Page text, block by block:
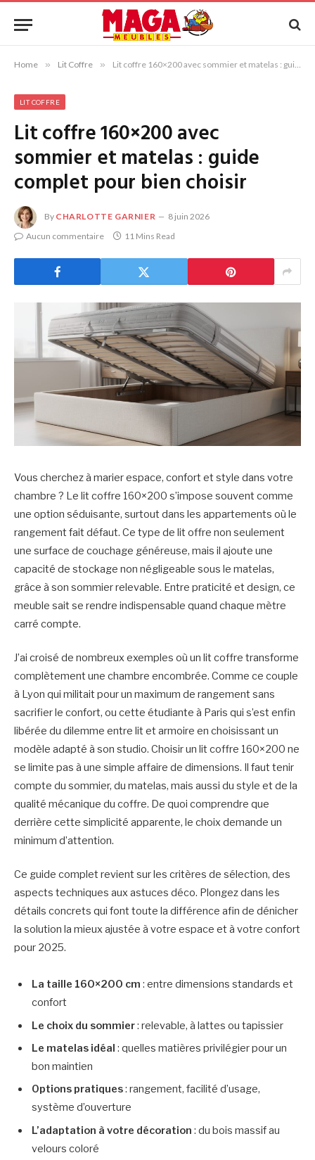
Home » Lit Coffre » Lit coffre 160×200 avec sommier et matelas : guide complet pour bien choisir
LIT COFFRE
Lit coffre 160×200 avec
sommier et matelas : guide
complet pour bien choisir
By CHARLOTTE GARNIER
8 juin 2026
Aucun commentaire
11 Mins Read
Vous cherchez à marier espace, confort et style dans votre
chambre ? Le lit coffre 160×200 s’impose souvent comme
une option séduisante, surtout dans les appartements où le
rangement fait défaut. Ce type de lit offre non seulement
une surface de couchage généreuse, mais il ajoute une
capacité de stockage non négligeable sous le matelas,
grâce à son sommier relevable. Entre praticité et design, ce
meuble sait se rendre indispensable quand chaque mètre
carré compte.
J’ai croisé de nombreux exemples où un lit coffre transforme
complètement une chambre encombrée. Comme ce couple
à Lyon qui militait pour un maximum de rangement sans
sacrifier le confort, ou cette étudiante à Paris qui s’est enfin
libérée du dilemme entre lit et armoire en choisissant un
modèle adapté à son studio. Choisir un lit coffre 160×200 ne
se limite pas à une simple affaire de dimensions. Il faut tenir
compte du sommier, du matelas, mais aussi du style et de la
qualité mécanique du coffre. De quoi comprendre que
derrière cette simplicité apparente, le choix demande un
minimum d’attention.
Ce guide complet revient sur les critères de sélection, des
aspects techniques aux astuces déco. Plongez dans les
détails concrets qui font toute la différence afin de dénicher
la solution la mieux ajustée à votre espace et à votre confort
pour 2025.
La taille 160×200 cm : entre dimensions standards et
confort
Le choix du sommier: relevable, à lattes ou tapissier
Le matelas idéal : quelles matières privilégier pour un
bon maintien
Options pratiques: rangement, facilité d’usage,
système d’ouverture
L’adaptation à votre décoration : du bois massif au
velours coloré